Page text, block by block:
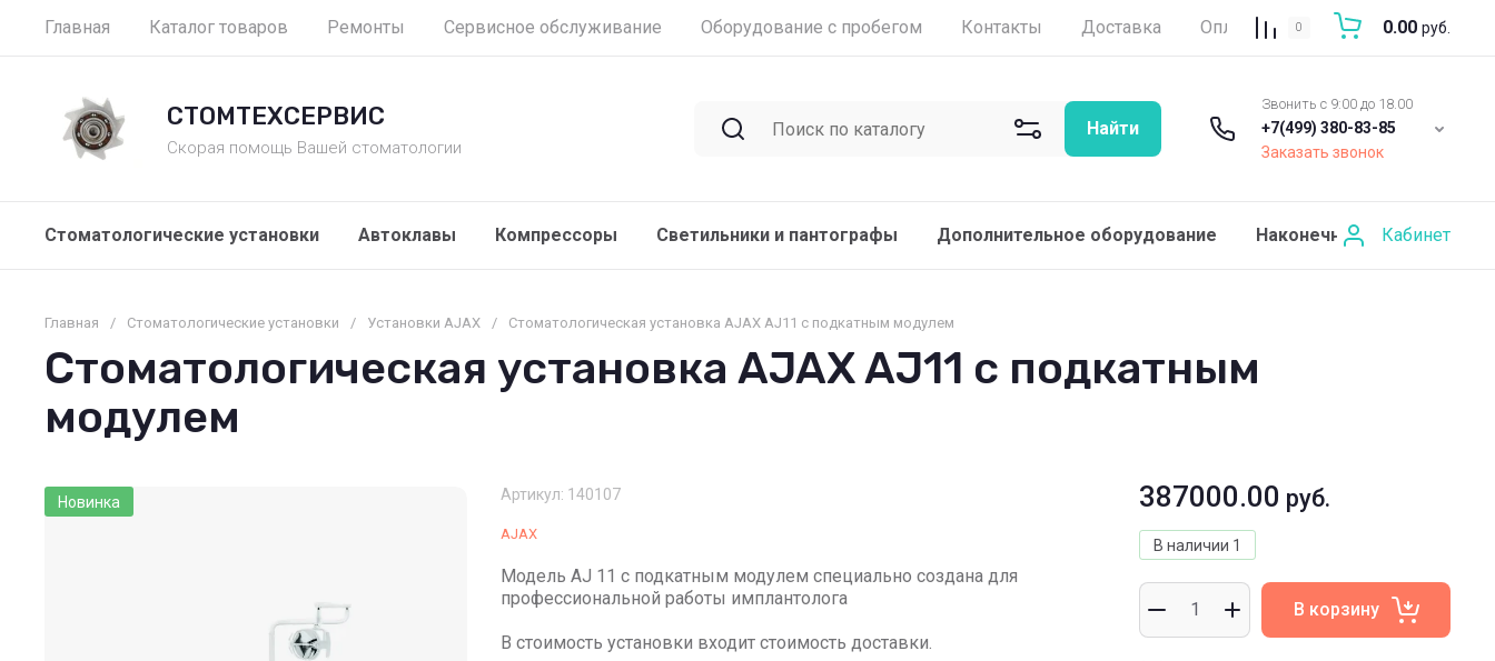
Главная Каталог товаров Ремонты Сервисное обслуживание Оборудование с пробегом Контакты Доставка Оплата Отзывы Вопросы-
0 0.00 руб.
СТОМТЕХСЕРВИС
Скорая помощь Вашей стоматологии
Найти
Звонить с 9:00 до 18.00
+7(499) 380-83-85
Заказать звонок
Стоматологические установки Автоклавы Компрессоры Светильники и пантографы Дополнительное оборудование Наконечники и роторные
Кабинет
Главная / Стоматологические установки / Установки AJAX / Стоматологическая установка AJAX AJ11 с подкатным модулем
Стоматологическая установка AJAX AJ11 с подкатным
модулем
Новинка Артикул: 140107
AJAX
Модель AJ 11 с подкатным модулем специально создана для
профессиональной работы имплантолога
В стоимость установки входит стоимость доставки.
В наличии 1
387000.00 руб.
В корзину